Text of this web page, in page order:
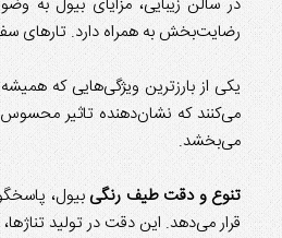
رضایت‌بخش به همراه دارد. تارهای
یکی از بارزترین ویژگی‌هایی که
می‌کنند که نشان‌دهنده تاثیر
می‌بخشد.
تنوع و دقت طیف رنگیبیول،
قرار می‌دهد. این دقت در تولید